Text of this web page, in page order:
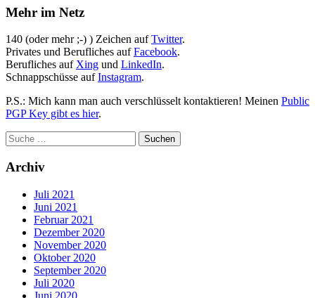
Mehr im Netz
140 (oder mehr ;-) ) Zeichen aufTwitter.
Privates und Berufliches aufFacebook.
Berufliches auf Xing und LinkedIn.
Schnappschüsse aufInstagram.
P.S.: Mich kann man auch verschlüsselt kontaktieren! Meinen Public
PGP Key gibt es hier.
Archiv
Juli 2021
Juni 2021
Februar 2021
Dezember 2020
November 2020
Oktober 2020
September 2020
Juli 2020
Juni 2020